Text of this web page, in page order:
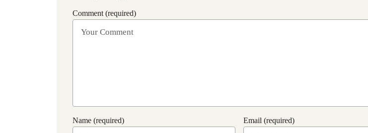
Comment (required)
Name (required) Email (required)